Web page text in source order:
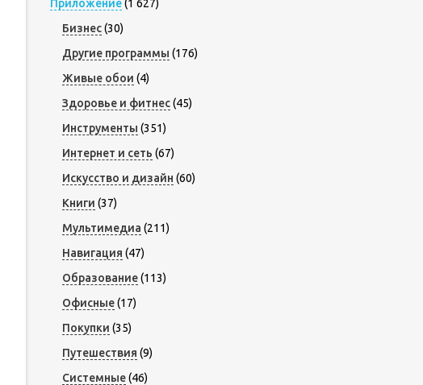
Приложение(1 627)
Бизнес(30)
Другие программы (176)
Живые обои (4)
Здоровье и фитнес(45)
Инструменты (351)
Интернет и сеть (67)
Искусство и дизайн (60)
Книги (37)
Мультимедиа (211)
Навигация (47)
Образование(113)
Офисные(17)
Покупки (35)
Путешествия (9)
Системные(46)